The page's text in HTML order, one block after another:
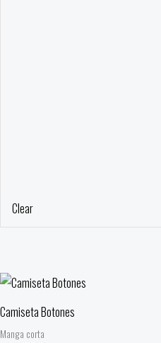
Clear
Camiseta Botones
Manga corta